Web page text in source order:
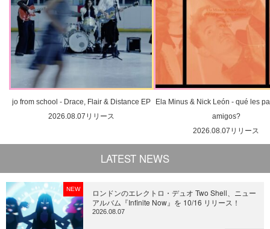
jo from school - Drace, Flair & Distance EP
2026.08.07リリース
Ela Minus & Nick León - qué les
amigos?
2026.08.07リリース
LATEST NEWS
NEW
ロンドンのエレクトロ・デュオ Two Shell、ニュー
アルバム『Infinite Now』を 10/16 リリース！
2026.08.07